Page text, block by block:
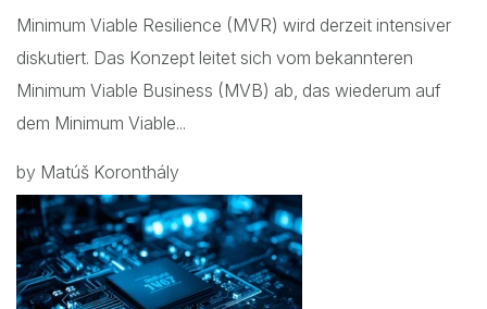
Minimum Viable Resilience (MVR) wird derzeit intensiver
diskutiert. Das Konzept leitet sich vom bekannteren
Minimum Viable Business (MVB) ab, das wiederum auf
dem Minimum Viable...
by Matúš Koronthály